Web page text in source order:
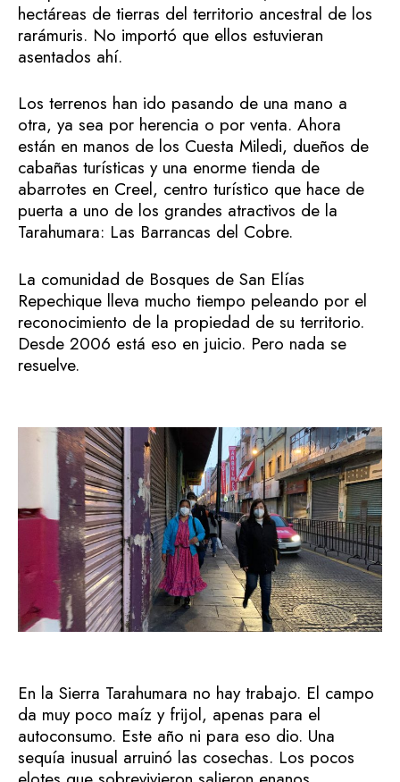
hectáreas de tierras del territorio ancestral de los
rarámuris. No importó que ellos estuvieran
asentados ahí.
Los terrenos han ido pasando de una mano a
otra, ya sea por herencia o por venta. Ahora
están en manos de los Cuesta Miledi, dueños de
cabañas turísticas y una enorme tienda de
abarrotes en Creel, centro turístico que hace de
puerta a uno de los grandes atractivos de la
Tarahumara: Las Barrancas del Cobre.
La comunidad de Bosques de San Elías
Repechique lleva mucho tiempo peleando por el
reconocimiento de la propiedad de su territorio.
Desde 2006 está eso en juicio. Pero nada se
resuelve.
En la Sierra Tarahumara no hay trabajo. El campo
da muy poco maíz y frijol, apenas para el
autoconsumo. Este año ni para eso dio. Una
sequía inusual arruinó las cosechas. Los pocos